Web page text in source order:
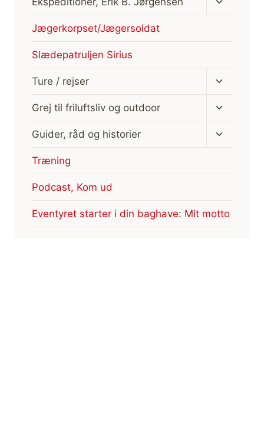
Jægerkorpset/Jægersoldat
Slædepatruljen Sirius
Ture / rejser
Skift
Grej til friluftsliv og outdoor
Skift
Guider, råd og historier
Skift
Træning
Podcast, Kom ud
Eventyret starter i din baghave: Mit motto